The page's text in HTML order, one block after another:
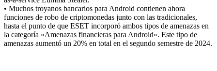
• Muchos troyanos bancarios para Android contienen ahora
funciones de robo de criptomonedas junto con las tradicionales,
hasta el punto de que ESET incorporó ambos tipos de amenazas en
la categoría «Amenazas financieras para Android». Este tipo de
amenazas aumentó un 20% en total en el segundo semestre de 2024.